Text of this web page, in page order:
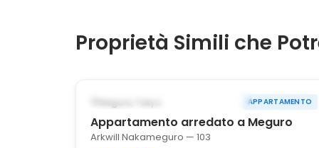
Proprietà Simili che
POSSIBILMENTE DAL OCT 31, 2026
Meguro, Tokyo APPARTAMENTO
Appartamento arredato a Meguro
Arkwill Nakameguro — 103